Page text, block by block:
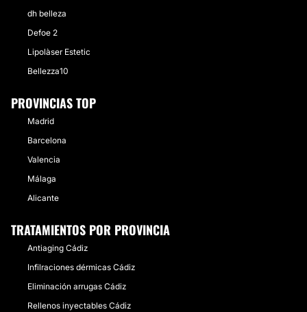
dh belleza
Defoe 2
Lipolàser Estetic
Bellezza10
PROVINCIAS TOP
Madrid
Barcelona
Valencia
Málaga
Alicante
TRATAMIENTOS POR PROVINCIA
Antiaging Cádiz
Infilraciones dérmicas Cádiz
Eliminación arrugas Cádiz
Rellenos inyectables Cádiz